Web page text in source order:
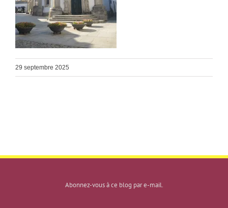
29 septembre 2025
Abonnez-vous à ce blog par e-mail.